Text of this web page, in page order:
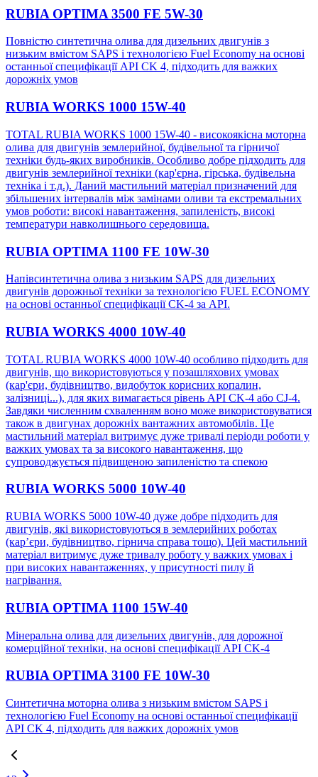
RUBIA OPTIMA 3500 FE 5W-30
Повністю синтетична олива для дизельних двигунів з
низьким вмістом SAPS і технологією Fuel Economy на основі
останньої специфікації API CK 4, підходить для важких
дорожніх умов
RUBIA WORKS 1000 15W-40
TOTAL RUBIA WORKS 1000 15W-40 - високоякісна моторна
олива для двигунів землерийної, будівельної та гірничої
техніки будь-яких виробників. Особливо добре підходить для
двигунів землерийної техніки (кар'єрна, гірська, будівельна
техніка і т.д.). Даний мастильний матеріал призначений для
збільшених інтервалів між замінами оливи та екстремальних
умов роботи: високі навантаження, запиленість, високі
температури навколишнього середовища.
RUBIA OPTIMA 1100 FE 10W-30
Напівсинтетична олива з низьким SAPS для дизельних
двигунів дорожньої техніки за технологією FUEL ECONOMY
на основі останньої специфікації CK-4 за АРІ.
RUBIA WORKS 4000 10W-40
TOTAL RUBIA WORKS 4000 10W-40 особливо підходить для
двигунів, що використовуються у позашляхових умовах
(кар'єри, будівництво, видобуток корисних копалин,
залізниці...), для яких вимагається рівень API CK-4 або CJ-4.
Завдяки численним схваленням воно може використовуватися
також в двигунах дорожніх вантажних автомобілів. Це
мастильний матеріал витримує дуже тривалі періоди роботи у
важких умовах та за високого навантаження, що
супроводжується підвищеною запиленістю та спекою
RUBIA WORKS 5000 10W-40
RUBIA WORKS 5000 10W-40 дуже добре підходить для
двигунів, які використовуються в землерийних роботах
(кар’єри, будівництво, гірнича справа тощо). Цей мастильний
матеріал витримує дуже тривалу роботу у важких умовах і
при високих навантаженнях, у присутності пилу й
нагрівання.
RUBIA OPTIMA 1100 15W-40
Мінеральна олива для дизельних двигунів, для дорожної
комерційної техніки, на основі специфікації АРІ CK-4
RUBIA OPTIMA 3100 FE 10W-30
Синтетична моторна олива з низьким вмістом SAPS і
технологією Fuel Economy на основі останньої специфікації
API CK 4, підходить для важких дорожніх умов